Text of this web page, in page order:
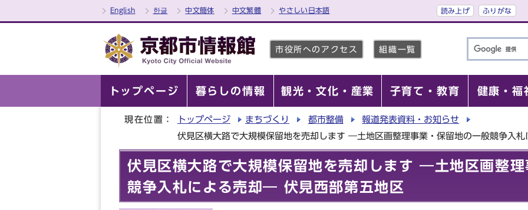
English 한글 中文簡体 中文繁體 やさしい日本語 読み上げ ふりがな
市役所へのアクセス 組織一覧
トップページ 暮らしの情報 観光・文化・産業 子育て・教育 健康・福
現在位置： トップページ まちづくり 都市整備
報道発表資料・お知らせ
伏見区横大路で大規模保留地を売却します ―土地区画整理事業・保留地の一般競争入
伏見区横大路で大規模保留地を売却します ―土地区画整
競争入札による売却― 伏見西部第五地区